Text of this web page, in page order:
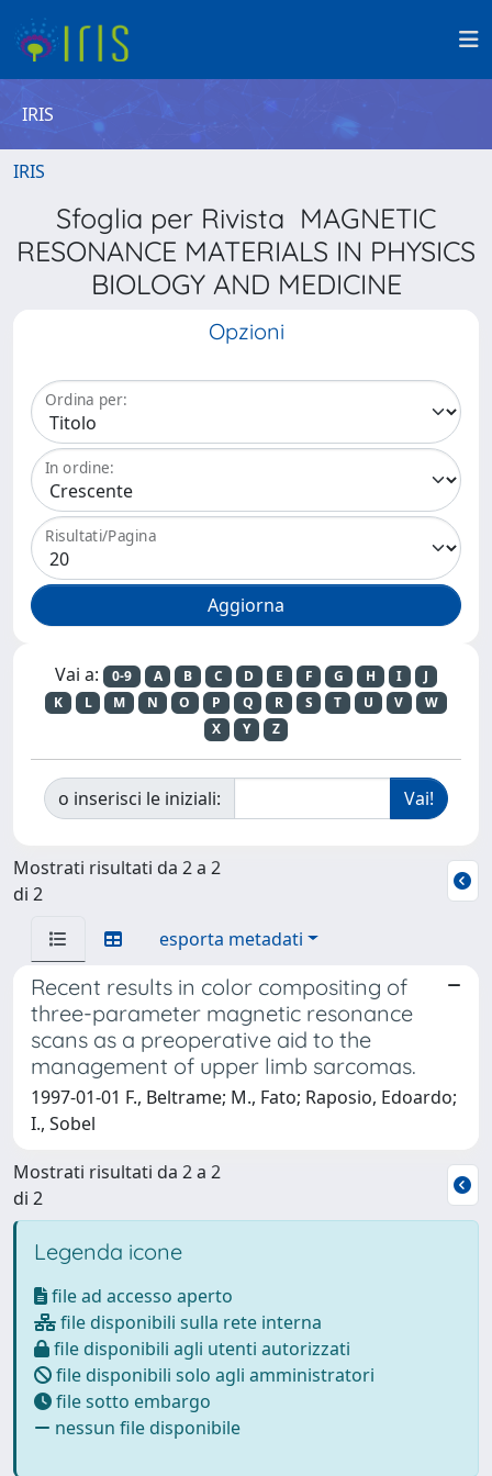
IRIS
IRIS
Sfoglia per Rivista MAGNETIC
RESONANCE MATERIALS IN PHYSICS
BIOLOGY AND MEDICINE
Opzioni
Ordina per:
In ordine:
Risultati/Pagina
Vai a: 0-9 A B C D E F G H I
J
K
L M N O P Q R S T U V
W
X
Y Z
o inserisci le iniziali:
Mostrati risultati da 2 a 2
di 2
esporta metadati
Recent results in color compositing of
three-parameter magnetic resonance
scans as a preoperative aid to the
management of upper limb sarcomas.
1997-01-01 F., Beltrame; M., Fato; Raposio, Edoardo;
I., Sobel
Mostrati risultati da 2 a 2
di 2
Legenda icone
file ad accesso aperto
file disponibili sulla rete interna
file disponibili agli utenti autorizzati
file disponibili solo agli amministratori
file sotto embargo
nessun file disponibile